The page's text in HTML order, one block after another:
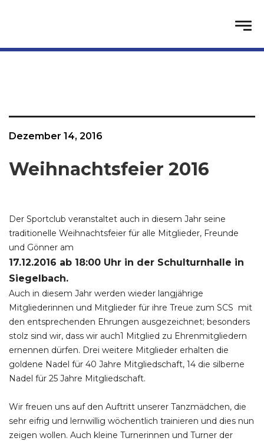
Dezember 14, 2016
Weihnachtsfeier 2016
Der Sportclub veranstaltet auch in diesem Jahr seine
traditionelle Weihnachtsfeier für alle Mitglieder, Freunde
und Gönner am
17.12.2016 ab 18:00 Uhr in der Schulturnhalle in
Siegelbach.
Auch in diesem Jahr werden wieder langjährige
Mitgliederinnen und Mitglieder für ihre Treue zum SCS mit
den entsprechenden Ehrungen ausgezeichnet; besonders
stolz sind wir, dass wir auch1 Mitglied zu Ehrenmitgliedern
ernennen dürfen. Drei weitere Mitglieder erhalten die
goldene Nadel für 40 Jahre Mitgliedschaft, 14 die silberne
Nadel für 25 Jahre Mitgliedschaft.
Wir freuen uns auf den Auftritt unserer Tanzmädchen, die
sehr eifrig und lernwillig wöchentlich trainieren und dies nun
zeigen wollen. Auch kleine Turnerinnen und Turner der